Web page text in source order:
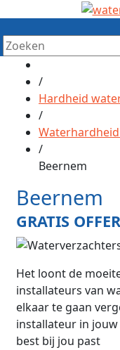
/
Hardheid
/
/
Beernem
Beernem
GRATIS
Het loont de
installateurs van
elkaar te gaan
installateur in
best bij jou past